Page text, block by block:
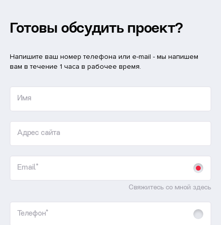
Готовы обсудить проект?
Напишите ваш номер телефона или e-mail - мы напишем
вам в течение 1 часа в рабочее время.
Имя
Адрес сайта
Email*
Свяжитесь со мной здесь
Телефон*